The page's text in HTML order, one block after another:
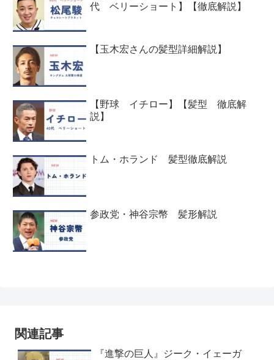
代 ベリーショート】【徹底解説】
【玉木宏さんの髪型詳細解説】
【野球 イチロー】【髪型 徹底解
説】
トム・ホランド 髪型徹底解説
参政党・神谷宗幣 髪形解説
関連記事
『進撃の巨人』ジーク・イェーガ